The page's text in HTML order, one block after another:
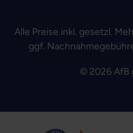
Alle Preise inkl. gesetzl.
ggf.
© 2026 AfB